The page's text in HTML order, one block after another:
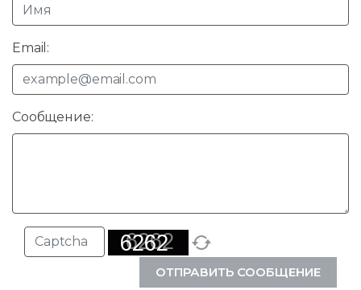
Email:
Сообщение:
ОТПРАВИТЬ СООБЩЕНИЕ